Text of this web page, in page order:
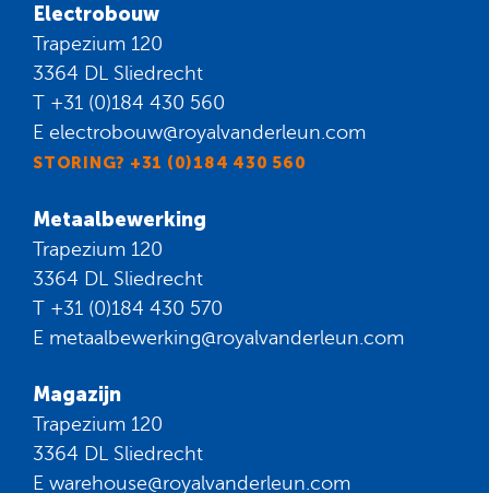
Electrobouw
Trapezium 120
3364 DL Sliedrecht
T +31 (0)184 430 560
E electrobouw@royalvanderleun.com
STORING? +31 (0)184 430 560
Metaalbewerking
Trapezium 120
3364 DL Sliedrecht
T +31 (0)184 430 570
E metaalbewerking@royalvanderleun.com
Magazijn
Trapezium 120
3364 DL Sliedrecht
E warehouse@royalvanderleun.com